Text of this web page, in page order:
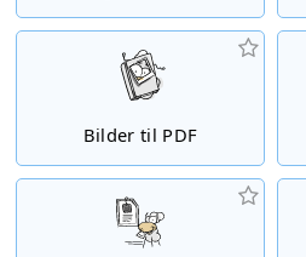
Bilder til PDF